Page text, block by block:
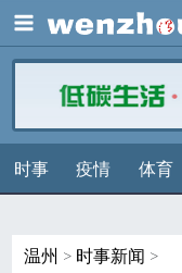
展开
时事 疫情 体育
温州 > 时事新闻 >